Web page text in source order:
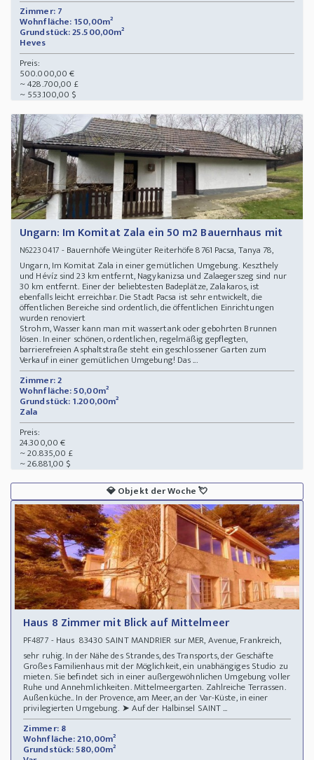
Zimmer: 7
Wohnfläche: 150,00m²
Grundstück: 25.500,00m²
Heves
Preis:
500.000,00 €
~ 428.700,00 £
~ 553.100,00 $
Ungarn: Im Komitat Zala ein 50 m2 Bauernhaus mit
N62230417 - Bauernhöfe Weingüter Reiterhöfe 8761 Pacsa, Tanya 78,
Ungarn, Im Komitat Zala in einer gemütlichen Umgebung. Keszthely
und Hévíz sind 23 km entfernt, Nagykanizsa und Zalaegerszeg sind nur
30 km entfernt. Einer der beliebtesten Badeplätze, Zalakaros, ist
ebenfalls leicht erreichbar. Die Stadt Pacsa ist sehr entwickelt, die
öffentlichen Bereiche sind ordentlich, die öffentlichen Einrichtungen
wurden renoviert
Strohm, Wasser kann man mit wassertank oder gebohrten Brunnen
lösen. In einer schönen, ordentlichen, regelmäßig gepflegten,
barrierefreien Asphaltstraße steht ein geschlossener Garten zum
Verkauf in einer gemütlichen Umgebung! Das ...
Zimmer: 2
Wohnfläche: 50,00m²
Grundstück: 1.200,00m²
Zala
Preis:
24.300,00 €
~ 20.835,00 £
~ 26.881,00 $
💎Objekt der Woche💘
Haus 8 Zimmer mit Blick auf Mittelmeer
PF4877 - Haus 83430 SAINT MANDRIER sur MER, Avenue, Frankreich,
sehr ruhig. In der Nähe des Strandes, des Transports, der Geschäfte
Großes Familienhaus mit der Möglichkeit, ein unabhängiges Studio zu
mieten. Sie befindet sich in einer außergewöhnlichen Umgebung voller
Ruhe und Annehmlichkeiten. Mittelmeergarten. Zahlreiche Terrassen.
Außenküche.. In der Provence, am Meer, an der Var-Küste, in einer
privilegierten Umgebung. ➤ Auf der Halbinsel SAINT ...
Zimmer: 8
Wohnfläche: 210,00m²
Grundstück: 580,00m²